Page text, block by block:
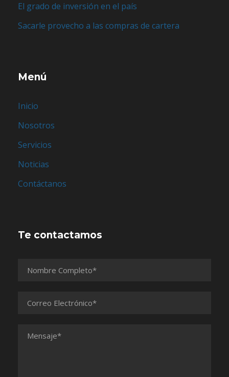
El grado de inversión en el país
Sacarle provecho a las compras de cartera
Menú
Inicio
Nosotros
Servicios
Noticias
Contáctanos
Te contactamos